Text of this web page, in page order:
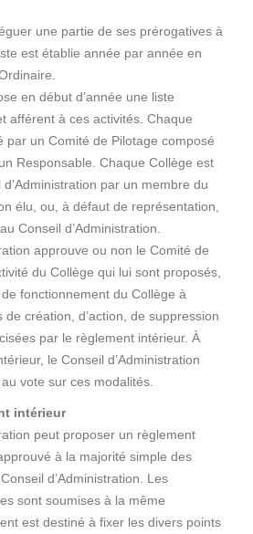
une partie de ses prérogatives à
est établie année par année en
en début d’année une liste
afférent à ces activités. Chaque
par un Comité de Pilotage composé
Responsable. Chaque Collège est
par un membre du
élu, ou, à défaut de représentation,
Conseil d’Administration.
approuve ou non le Comité de
du Collège qui lui sont proposés,
fonctionnement du Collège à
de création, d’action, de suppression
par le règlement intérieur. À
le Conseil d’Administration
vote sur ces modalités.
intérieur
peut proposer un règlement
à la majorité simple des
d’Administration. Les
sont soumises à la même
est destiné à fixer les divers points